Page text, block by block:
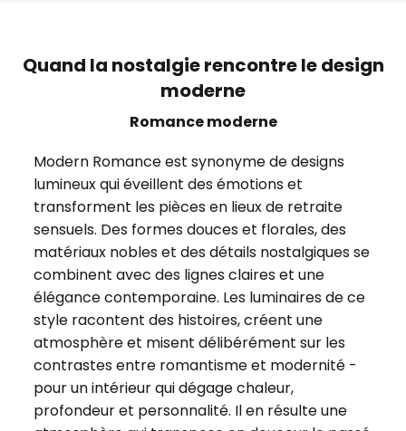
Quand la nostalgie rencontre le design
moderne
Romance moderne
Modern Romance est synonyme de designs
lumineux qui éveillent des émotions et
transforment les pièces en lieux de retraite
sensuels. Des formes douces et florales, des
matériaux nobles et des détails nostalgiques se
combinent avec des lignes claires et une
élégance contemporaine. Les luminaires de ce
style racontent des histoires, créent une
atmosphère et misent délibérément sur les
contrastes entre romantisme et modernité -
pour un intérieur qui dégage chaleur,
profondeur et personnalité. Il en résulte une